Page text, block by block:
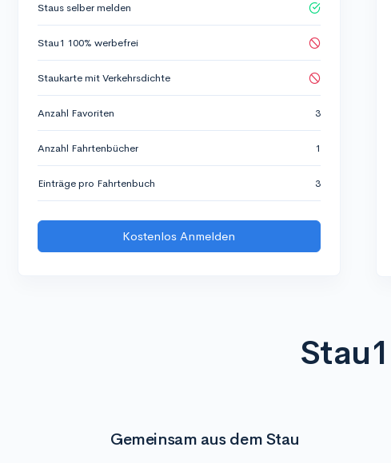
Staus selber melden
Stau1 100% werbefrei
Staukarte mit Verkehrsdichte
Anzahl Favoriten 3
Anzahl Fahrtenbücher 1
Einträge pro Fahrtenbuch 3
Kostenlos Anmelden
Gemeinsam aus dem Stau